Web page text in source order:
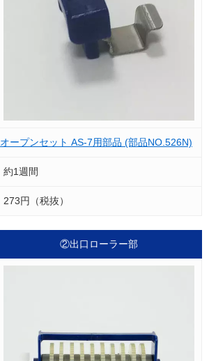
オープンセット AS-7用部品 (部品NO.526N)
約1週間
273円（税抜）
②出口ローラー部